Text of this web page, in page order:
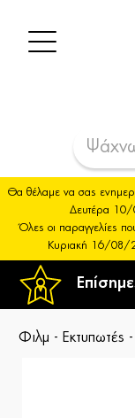
Θα θέλαμε να σας
Δευτέρα
Όλες οι παραγγελίες
Κυριακή 16/08/
Φιλμ - Εκτυπωτές